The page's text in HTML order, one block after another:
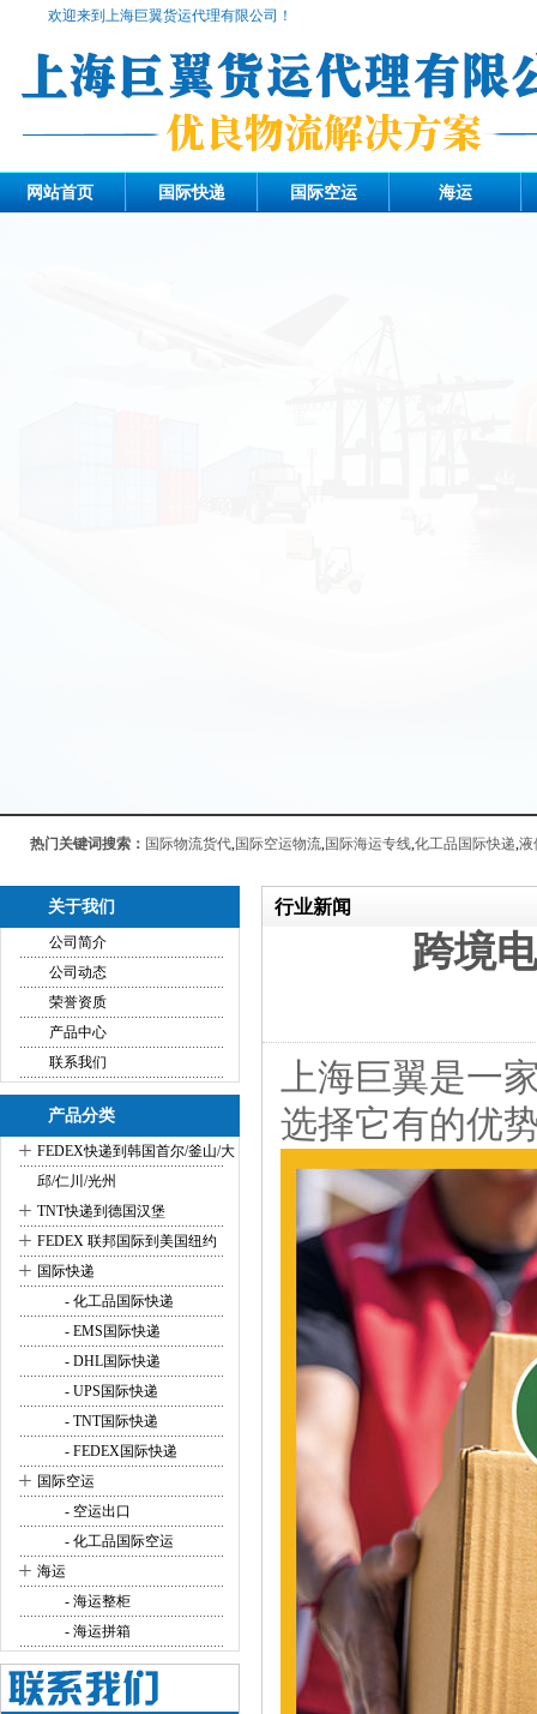
欢迎来到上海巨翼货运代理有限公司！
网站首页 国际快递 国际空运 海运
热门关键词搜索： 国际物流货代,国际空运物流,国际海运专线,化工品国际快递,液
关于我们
公司简介
公司动态
荣誉资质
产品中心
联系我们
产品分类
+ FEDEX快递到韩国首尔/釜山/大
邱/仁川/光州
+ TNT快递到德国汉堡
+ FEDEX 联邦国际到美国纽约
+ 国际快递
- 化工品国际快递
- EMS国际快递
- DHL国际快递
- UPS国际快递
- TNT国际快递
- FEDEX国际快递
+ 国际空运
- 空运出口
- 化工品国际空运
+ 海运
- 海运整柜
- 海运拼箱
行业新闻
跨境
上海巨翼是一
选择它有的优